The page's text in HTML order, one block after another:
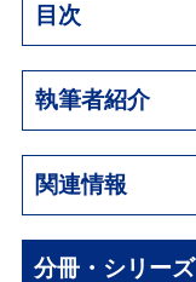
目次
執筆者紹介
関連情報
分冊・シリーズ